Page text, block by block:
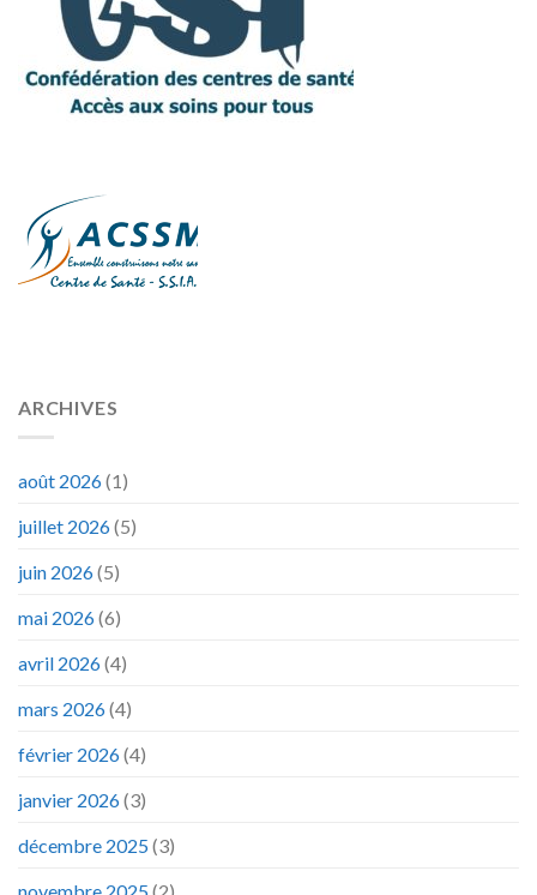
ARCHIVES
août 2026(1)
juillet 2026(5)
juin 2026(5)
mai 2026(6)
avril 2026(4)
mars 2026(4)
février 2026(4)
janvier 2026(3)
décembre 2025(3)
novembre 2025(2)